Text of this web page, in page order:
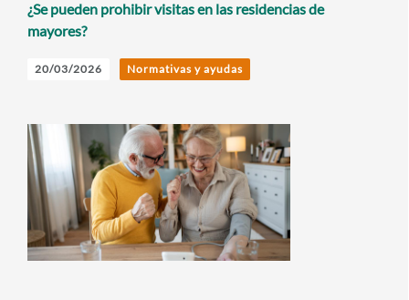
¿Se pueden prohibir visitas en las residencias de
mayores?
20/03/2026 Normativas y ayudas